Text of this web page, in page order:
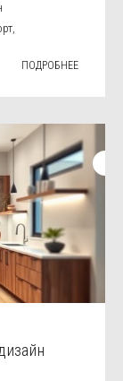
ПОДРОБНЕЕ